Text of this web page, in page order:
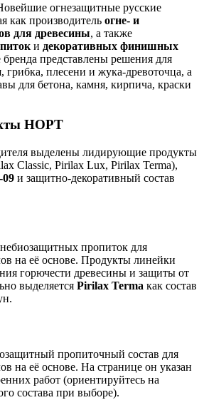
огнезащитные русские
как производитель огне- и
для древесины, а также
и декоративных финишных
представлены решения для
грибка, плесени и жука-древоточца, а
для бетона, камня, кирпича, краски
НОРТ
выделены лидирующие продукты
Classic, Pirilax Lux, Pirilax Terma),
и защитно-декоративный состав
пропиток для
на её основе. Продукты линейки
горючести древесины и защиты от
выделяется Pirilax Terma как состав
пропиточный состав для
на её основе. На странице он указан
работ (ориентируйтесь на
состава при выборе).